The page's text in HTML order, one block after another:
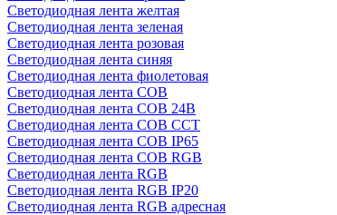
Светодиодная лента желтая
Светодиодная лента зеленая
Светодиодная лента розовая
Светодиодная лента синяя
Светодиодная лента фиолетовая
Светодиодная лента COB
Светодиодная лента COB 24В
Светодиодная лента COB CCT
Светодиодная лента COB IP65
Светодиодная лента COB RGB
Светодиодная лента RGB
Светодиодная лента RGB IP20
Светодиодная лента RGB адресная